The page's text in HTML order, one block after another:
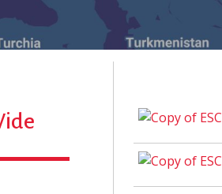
volontari
» 19 - 28 maggio 2026
internazionale